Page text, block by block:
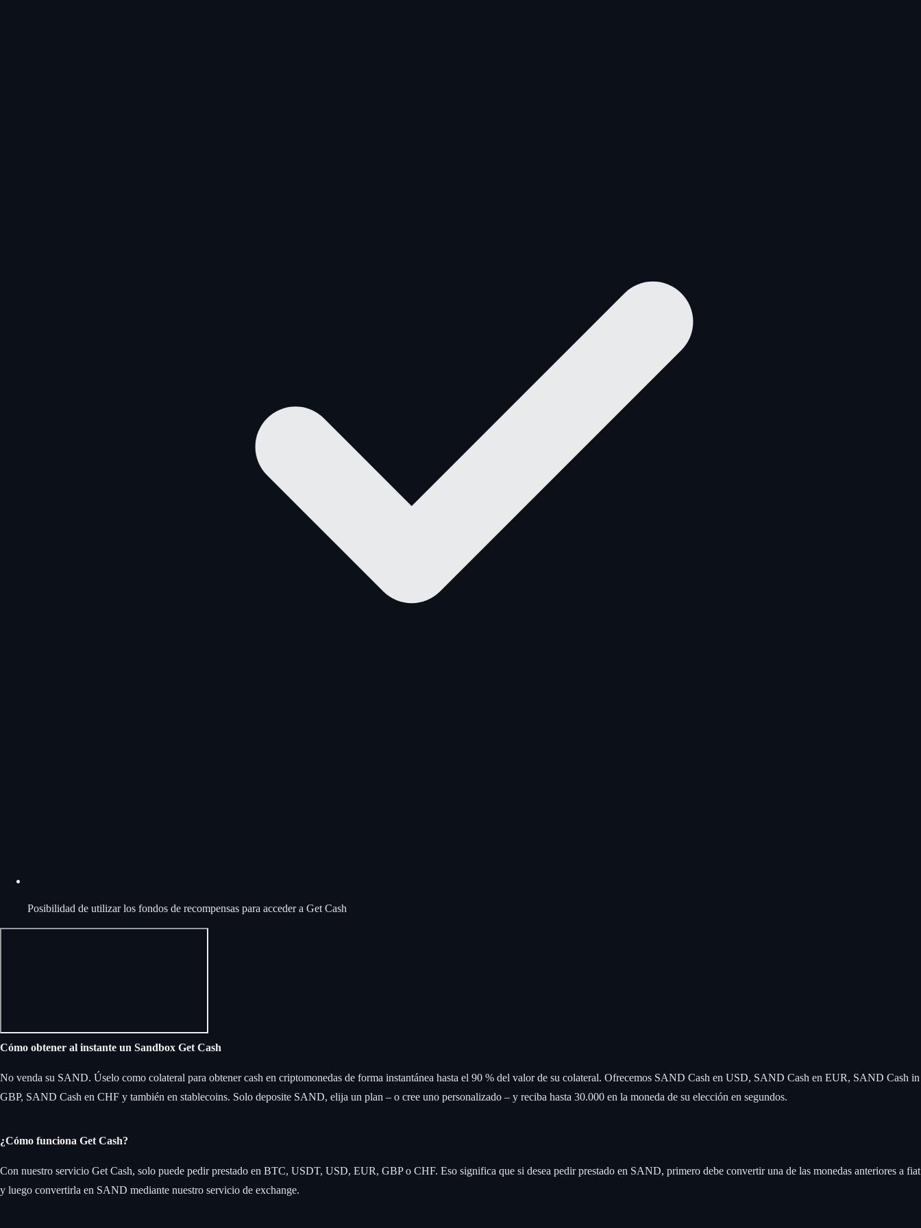
Posibilidad de utilizar los fondos de recompensas para acceder a Get Cash
Cómo obtener al instante un Sandbox Get Cash
No venda su SAND. Úselo como colateral para obtener cash en criptomonedas de forma instantánea hasta el 90 % del valor de su colateral. Ofrecemos SAND Cash en USD, SAND Cash en EUR, SAND Cash in
GBP, SAND Cash en CHF y también en stablecoins. Solo deposite SAND, elija un plan – o cree uno personalizado – y reciba hasta 30.000 en la moneda de su elección en segundos.
¿Cómo funciona Get Cash?
Con nuestro servicio Get Cash, solo puede pedir prestado en BTC, USDT, USD, EUR, GBP o CHF. Eso significa que si desea pedir prestado en SAND, primero debe convertir una de las monedas anteriores a fiat
y luego convertirla en SAND mediante nuestro servicio de exchange.